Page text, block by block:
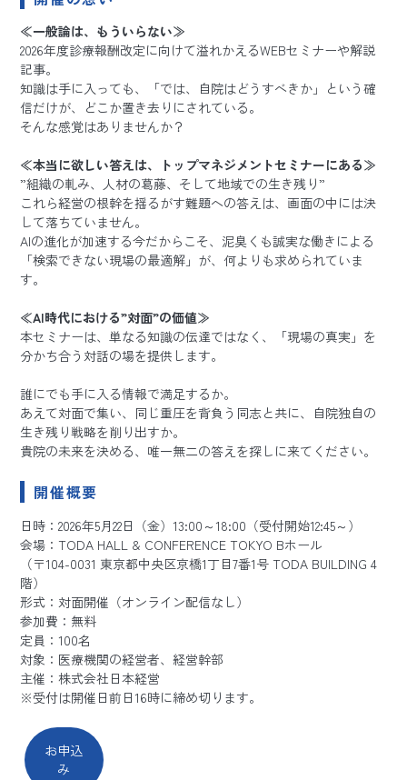
≪一般論は、もういらない≫
2026年度診療報酬改定に向けて溢れかえるWEBセミナーや解説
記事。
知識は手に入っても、「では、自院はどうすべきか」という確
信だけが、どこか置き去りにされている。
そんな感覚はありませんか？
≪本当に欲しい答えは、トップマネジメントセミナーにある≫
”組織の軋み、人材の葛藤、そして地域での生き残り”
これら経営の根幹を揺るがす難題への答えは、画面の中には決
して落ちていません。
AIの進化が加速する今だからこそ、泥臭くも誠実な働きによる
「検索できない現場の最適解」が、何よりも求められていま
す。
≪AI時代における”対面”の価値≫
本セミナーは、単なる知識の伝達ではなく、「現場の真実」を
分かち合う対話の場を提供します。
誰にでも手に入る情報で満足するか。
あえて対面で集い、同じ重圧を背負う同志と共に、自院独自の
生き残り戦略を削り出すか。
貴院の未来を決める、唯一無二の答えを探しに来てください。
開催概要
日時：2026年5月22日（金）13:00～18:00（受付開始12:45～）
会場：TODA HALL & CONFERENCE TOKYO Bホール
（〒104-0031 東京都中央区京橋1丁目7番1号 TODA BUILDING 4
階）
形式：対面開催（オンライン配信なし）
参加費：無料
定員：100名
対象：医療機関の経営者、経営幹部
主催：株式会社日本経営
※受付は開催日前日16時に締め切ります。
お申込
み